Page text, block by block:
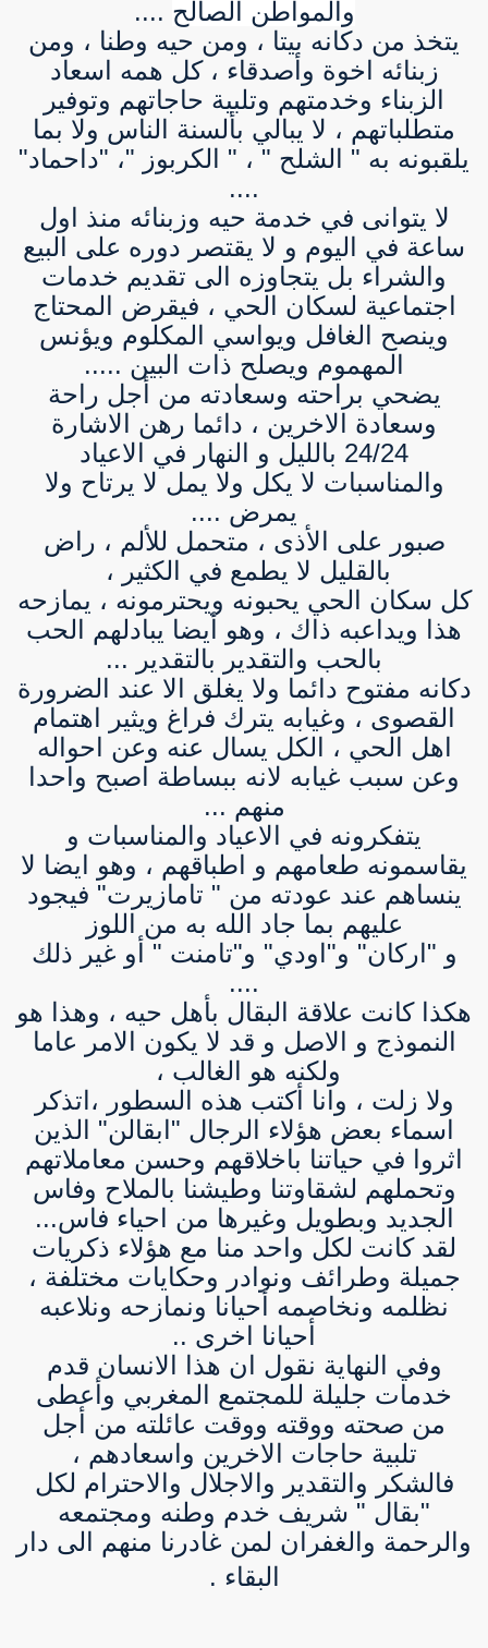
والمواطن الصالح ....
يتخذ من دكانه بيتا ، ومن حيه وطنا ، ومن
زبنائه اخوة وأصدقاء ، كل همه اسعاد
الزبناء وخدمتهم وتلبية حاجاتهم وتوفير
متطلباتهم ، لا يبالي بألسنة الناس ولا بما
يلقبونه به " الشلح " ، " الكربوز "، "داحماد"
....
لا يتوانى في خدمة حيه وزبنائه منذ اول
ساعة في اليوم و لا يقتصر دوره على البيع
والشراء بل يتجاوزه الى تقديم خدمات
اجتماعية لسكان الحي ، فيقرض المحتاج
وينصح الغافل ويواسي المكلوم ويؤنس
المهموم ويصلح ذات البين .....
يضحي براحته وسعادته من أجل راحة
وسعادة الاخرين ، دائما رهن الاشارة
24/24 بالليل و النهار في الاعياد
والمناسبات لا يكل ولا يمل لا يرتاح ولا
يمرض ....
صبور على الأذى ، متحمل للألم ، راض
بالقليل لا يطمع في الكثير ،
كل سكان الحي يحبونه ويحترمونه ، يمازحه
هذا ويداعبه ذاك ، وهو أيضا يبادلهم الحب
بالحب والتقدير بالتقدير ...
دكانه مفتوح دائما ولا يغلق الا عند الضرورة
القصوى ، وغيابه يترك فراغ ويثير اهتمام
اهل الحي ، الكل يسال عنه وعن احواله
وعن سبب غيابه لانه ببساطة اصبح واحدا
منهم ...
يتفكرونه في الاعياد والمناسبات و
يقاسمونه طعامهم و اطباقهم ، وهو ايضا لا
ينساهم عند عودته من " تامازيرت" فيجود
عليهم بما جاد الله به من اللوز
و "اركان" و"اودي" و"تامنت " أو غير ذلك
....
هكذا كانت علاقة البقال بأهل حيه ، وهذا هو
النموذج و الاصل و قد لا يكون الامر عاما
ولكنه هو الغالب ،
ولا زلت ، وانا أكتب هذه السطور ،اتذكر
اسماء بعض هؤلاء الرجال "ابقالن" الذين
اثروا في حياتنا باخلاقهم وحسن معاملاتهم
وتحملهم لشقاوتنا وطيشنا بالملاح وفاس
الجديد وبطويل وغيرها من احياء فاس...
لقد كانت لكل واحد منا مع هؤلاء ذكريات
جميلة وطرائف ونوادر وحكايات مختلفة ،
نظلمه ونخاصمه أحيانا ونمازحه ونلاعبه
أحيانا اخرى ..
وفي النهاية نقول ان هذا الانسان قدم
خدمات جليلة للمجتمع المغربي وأعطى
من صحته ووقته ووقت عائلته من أجل
تلبية حاجات الاخرين واسعادهم ،
فالشكر والتقدير والاجلال والاحترام لكل
"بقال " شريف خدم وطنه ومجتمعه
والرحمة والغفران لمن غادرنا منهم الى دار
البقاء .